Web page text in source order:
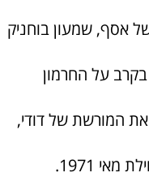
אסף, שמעון בוחניק
ונפל לפני 45 שנה בקרב על החרמון
המורשת של דודי,
1971.